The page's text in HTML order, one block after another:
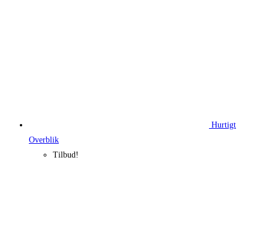
Hurtigt
Overblik
Tilbud!